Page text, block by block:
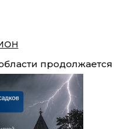
продолжается